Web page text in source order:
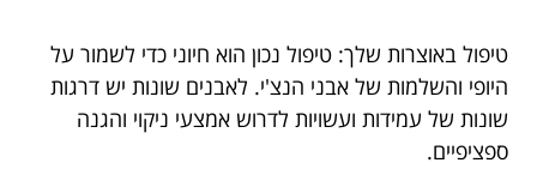
טיפול באוצרות שלך: טיפול נכון הוא חיוני כדי לשמור על
היופי והשלמות של אבני הנצ'י. לאבנים שונות יש דרגות
שונות של עמידות ועשויות לדרוש אמצעי ניקוי והגנה
ספציפיים.